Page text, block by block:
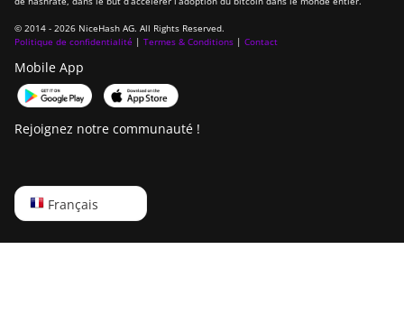
© 2014 - 2026 NiceHash AG. All Rights Reserved.
Politique de confidentialité | Termes & Conditions | Contact
Mobile App
Rejoignez notre communauté !
Français
English